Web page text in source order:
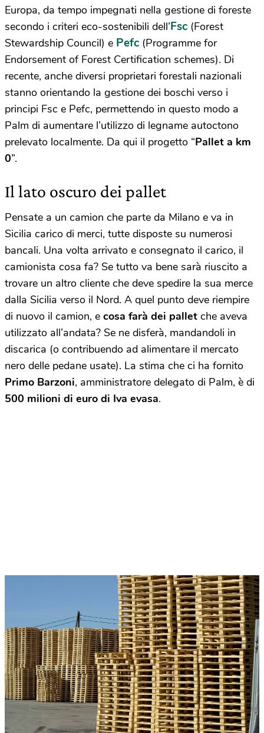
Europa, da tempo impegnati nella gestione di foreste
secondo i criteri eco-sostenibili dell’Fsc (Forest
Stewardship Council) e Pefc (Programme for
Endorsement of Forest Certification schemes). Di
recente, anche diversi proprietari forestali nazionali
stanno orientando la gestione dei boschi verso i
principi Fsc e Pefc, permettendo in questo modo a
Palm di aumentare l’utilizzo di legname autoctono
prelevato localmente. Da qui il progetto “Pallet a km
0”.
Il lato oscuro dei pallet
Pensate a un camion che parte da Milano e va in
Sicilia carico di merci, tutte disposte su numerosi
bancali. Una volta arrivato e consegnato il carico, il
camionista cosa fa? Se tutto va bene sarà riuscito a
trovare un altro cliente che deve spedire la sua merce
dalla Sicilia verso il Nord. A quel punto deve riempire
di nuovo il camion, e cosa farà dei pallet che aveva
utilizzato all’andata? Se ne disferà, mandandoli in
discarica (o contribuendo ad alimentare il mercato
nero delle pedane usate). La stima che ci ha fornito
Primo Barzoni, amministratore delegato di Palm, è di
500 milioni di euro di Iva evasa.